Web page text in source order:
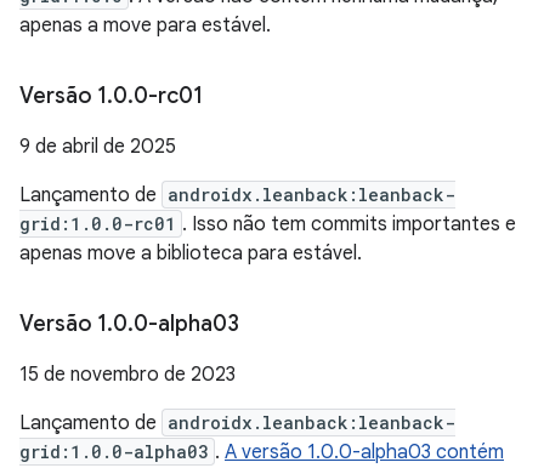
apenas a move para estável.
Versão 1.0.0-rc01
9 de abril de 2025
Lançamento de androidx.leanback:leanback-
grid:1.0.0-rc01 . Isso não tem commits importantes e
apenas move a biblioteca para estável.
Versão 1.0.0-alpha03
15 de novembro de 2023
Lançamento de androidx.leanback:leanback-
grid:1.0.0-alpha03 . A versão 1.0.0-alpha03 contém